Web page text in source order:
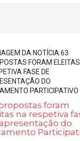
foram
na respetiva
do